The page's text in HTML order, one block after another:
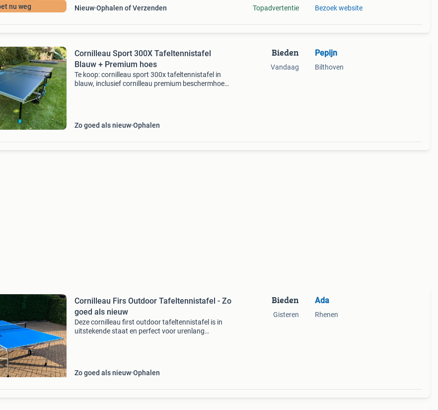
nu weg Nieuw Ophalen of Verzenden Topadvertentie Bezoek website
Cornilleau Sport 300X Tafeltennistafel
Blauw + Premium hoes
Te koop: cornilleau sport 300x tafeltennistafel in
blauw, inclusief cornilleau premium beschermhoes
Zo goed als nieuw Ophalen
Bieden
Vandaag
Pepijn
Bilthoven
Cornilleau Firs Outdoor Tafeltennistafel - Zo
goed als nieuw
Deze cornilleau first outdoor tafeltennistafel is in
uitstekende staat en perfect voor urenlang
Zo goed als nieuw Ophalen
Bieden
Gisteren
Ada
Rhenen